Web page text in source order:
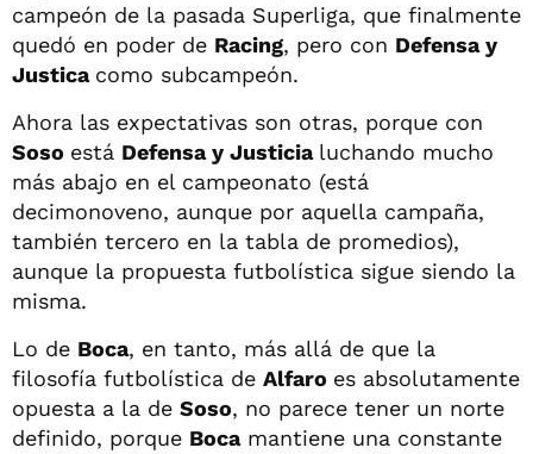
campeón de la pasada Superliga, que finalmente
quedó en poder de Racing, pero con Defensa y
Justica como subcampeón.
Ahora las expectativas son otras, porque con
Soso está Defensa y Justicia luchando mucho
más abajo en el campeonato (está
decimonoveno, aunque por aquella campaña,
también tercero en la tabla de promedios),
aunque la propuesta futbolística sigue siendo la
misma.
Lo de Boca, en tanto, más allá de que la
filosofía futbolística de Alfaro es absolutamente
opuesta a la de Soso, no parece tener un norte
definido, porque Bocamantiene una constante